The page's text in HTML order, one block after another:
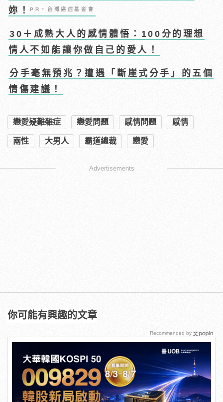
妳！PR・台灣癌症基金會
30＋成熟大人的感情體悟：100分的理想
情人不如能讓你做自己的愛人！
分手毫無預兆？遭遇「斷崖式分手」的五個
情傷建議！
戀愛疑難雜症 戀愛問題 感情問題 感情
兩性 大男人 霸道總裁 戀愛
Advertisements
你可能有興趣的文章
Recommended by